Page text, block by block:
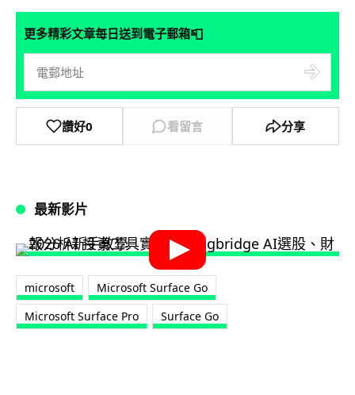
更多精彩文章每日送到電子郵箱📮
讚好0 看留言 分享
最新影片
microsoft
Microsoft Surface Go
Microsoft Surface Pro
Surface Go